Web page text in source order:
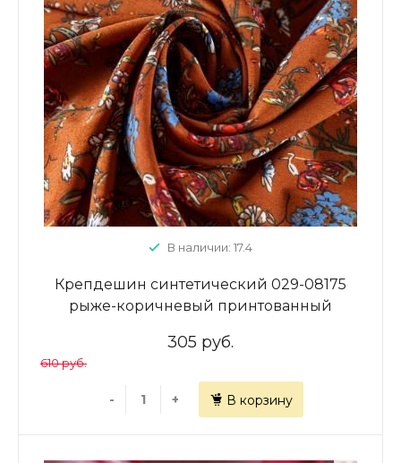
В наличии: 17.4
Крепдешин синтетический 029-08175
рыже-коричневый принтованный
305 руб.
610 руб.
- + В корзину